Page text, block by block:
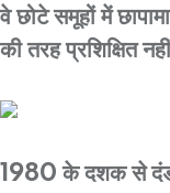
वे छोटे समूहों में
की तरह प्रशिक्षित
1980 के दशक से